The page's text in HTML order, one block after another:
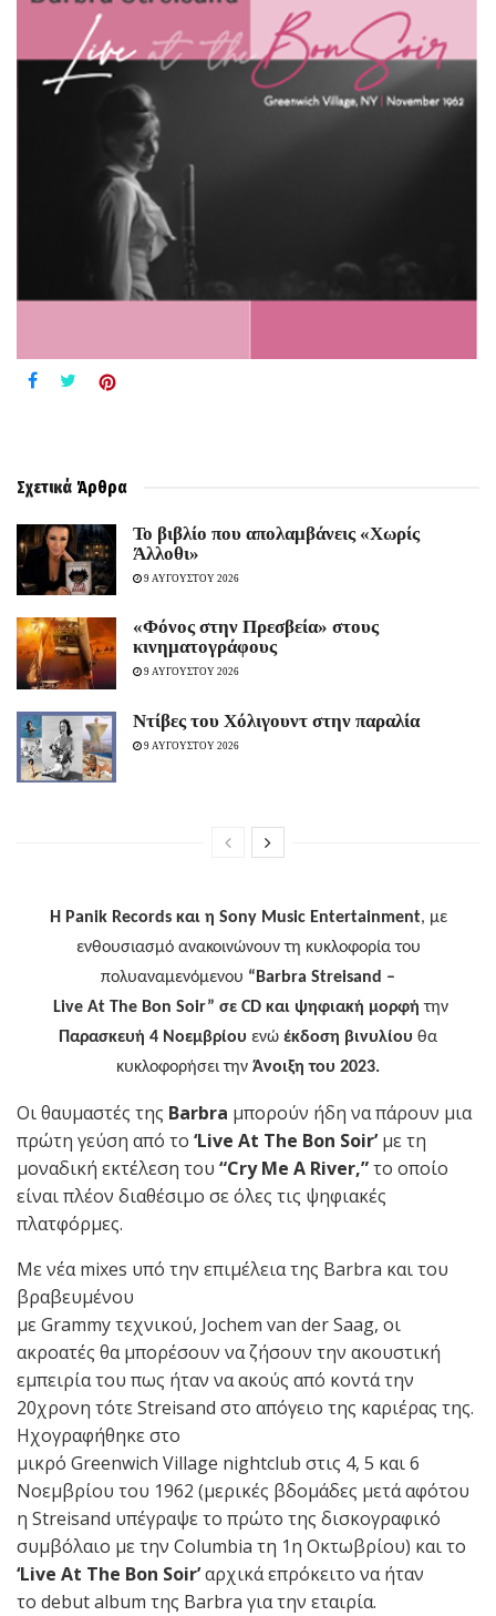
Σχετικά Άρθρα
Το βιβλίο που απολαμβάνεις «Χωρίς
Άλλοθι»
9 ΑΥΓΟΥΣΤΟΥ 2026
«Φόνος στην Πρεσβεία» στους
κινηματογράφους
9 ΑΥΓΟΥΣΤΟΥ 2026
Ντίβες του Χόλιγουντ στην παραλία
9 ΑΥΓΟΥΣΤΟΥ 2026
Η Panik Records και η Sony Music Entertainment, με
ενθουσιασμό ανακοινώνουν τη κυκλοφορία του
πολυαναμενόμενου “Barbra Streisand –
Live At The Bon Soir” σε CD και ψηφιακή μορφή την
Παρασκευή 4 Νοεμβρίου ενώ έκδοση βινυλίου θα
κυκλοφορήσει την Άνοιξη του 2023.
Οι θαυμαστές της Barbra μπορούν ήδη να πάρουν μια
πρώτη γεύση από το ‘Live At The Bon Soir’με τη
μοναδική εκτέλεση του “Cry Me A River,”το οποίο
είναι πλέον διαθέσιμο σε όλες τις ψηφιακές
πλατφόρμες.
Με νέα mixes υπό την επιμέλεια της Barbra και του
βραβευμένου
με Grammy τεχνικού, Jochem van der Saag, οι
ακροατές θα μπορέσουν να ζήσουν την ακουστική
εμπειρία του πως ήταν να ακούς από κοντά την
20χρονη τότε Streisand στο απόγειο της καριέρας της.
Ηχογραφήθηκε στο
μικρό Greenwich Village nightclub στις 4, 5 και 6
Νοεμβρίου του 1962 (μερικές βδομάδες μετά αφότου
η Streisand υπέγραψε το πρώτο της δισκογραφικό
συμβόλαιο με την Columbia τη 1η Οκτωβρίου) και το
‘Live At The Bon Soir’αρχικά επρόκειτο να ήταν
το debut album της Barbra για την εταιρία.